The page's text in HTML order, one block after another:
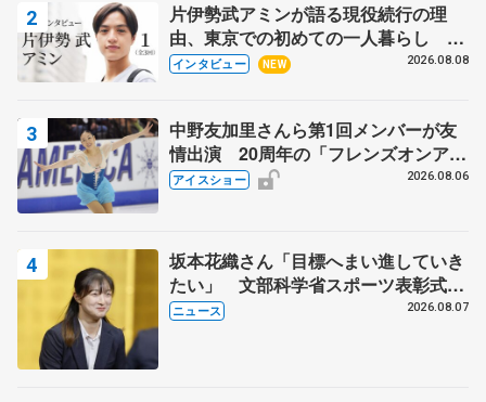
片伊勢武アミンが語る現役続行の理
由、東京での初めての一人暮らし 注
目スケーターの「今」に迫る
インタビュー NEW 2026.08.08
中野友加里さんら第1回メンバーが友
情出演 20周年の「フレンズオンアイ
ス」 宮本賢二さん、有川梨絵さん、
アイスショー 2026.08.06
坂本花織さん「目標へまい進していき
たい」 文部科学省スポーツ表彰式で
代表謝辞
ニュース 2026.08.07